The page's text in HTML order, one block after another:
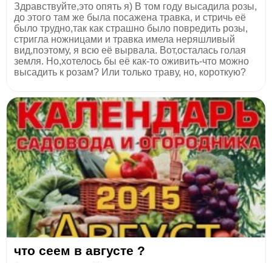
Здравствуйте,это опять я) В том году высадила розы,
до этого там же была посажена травка, и стричь её
было трудно,так как страшно было повредить розы,
стригла ножницами и травка имела неряшливый
вид,поэтому, я всю её вырвала. Вот,осталась голая
земля. Но,хотелось бы её как-то оживить-что можно
высадить к розам? Или только траву, но, короткую?
что сеем в августе ?